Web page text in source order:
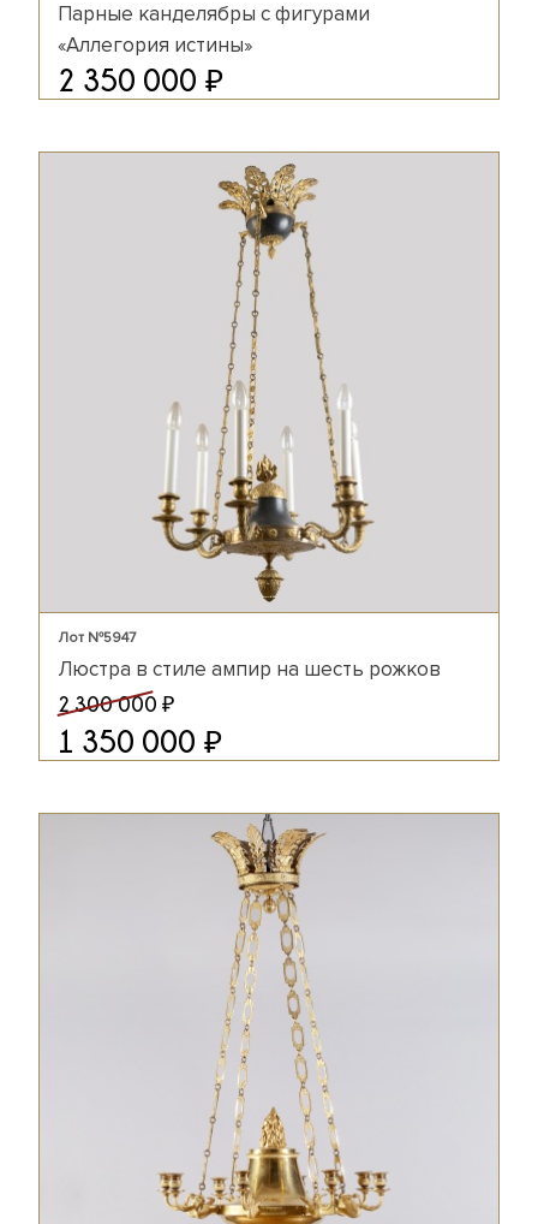
Парные канделябры с фигурами
«Аллегория истины»
2 350 000 ₽
Лот №5947
Люстра в стиле ампир на шесть рожков
2 300 000 ₽
1 350 000 ₽